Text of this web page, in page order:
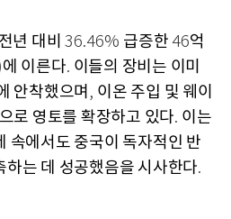
년 대비 36.46% 급증한 46억
에 이른다. 이들의 장비는 이미
안착했으며 , 이온 주입 및 웨이
로 영토를 확장하고 있다. 이는
속에서도 중국이 독자적인 반
하는 데 성공했음을 시사한다.